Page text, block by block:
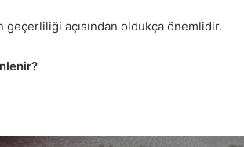
geçerliliği açısından oldukça önemlidir.